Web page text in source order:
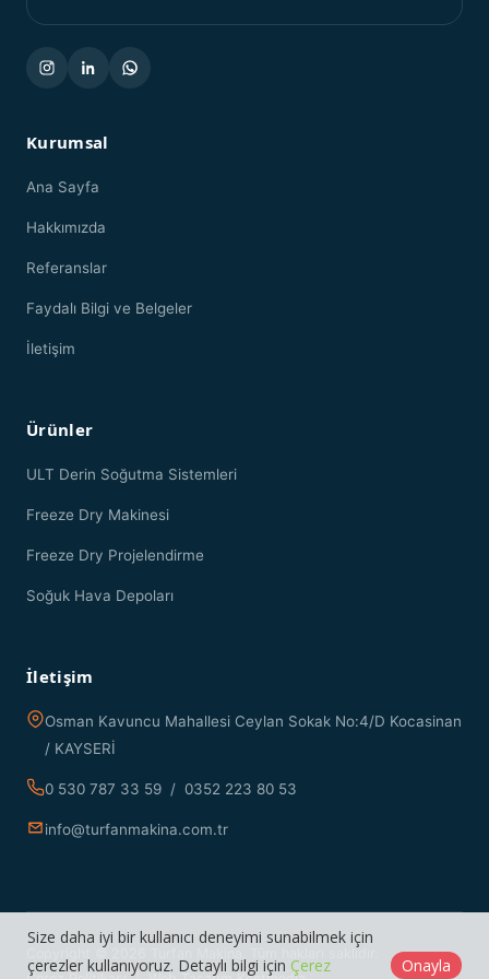
Kurumsal
Ana Sayfa
Hakkımızda
Referanslar
Faydalı Bilgi ve Belgeler
İletişim
Ürünler
ULT Derin Soğutma Sistemleri
Freeze Dry Makinesi
Freeze Dry Projelendirme
Soğuk Hava Depoları
İletişim
Osman Kavuncu Mahallesi Ceylan Sokak No:4/D Kocasinan
/ KAYSERİ
0 530 787 33 59 / 0352 223 80 53
info@turfanmakina.com.tr
Copyright © 2026 Turfan Makina. Tüm hakları saklıdır.
Size daha iyi bir kullanıcı deneyimi sunabilmek için
çerezler kullanıyoruz. Detaylı bilgi için Çerez Onayla